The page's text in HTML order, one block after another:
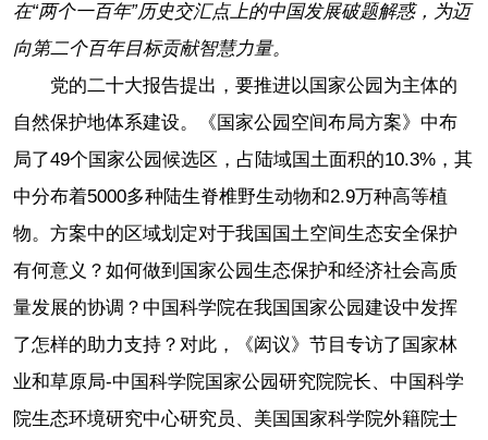
在“两个一百年”历史交汇点上的中国发展破题解惑，为迈
向第二个百年目标贡献智慧力量。
党的二十大报告提出，要推进以国家公园为主体的
自然保护地体系建设。《国家公园空间布局方案》中布
局了49个国家公园候选区，占陆域国土面积的10.3%，其
中分布着5000多种陆生脊椎野生动物和2.9万种高等植
物。方案中的区域划定对于我国国土空间生态安全保护
有何意义？如何做到国家公园生态保护和经济社会高质
量发展的协调？中国科学院在我国国家公园建设中发挥
了怎样的助力支持？对此，《闳议》节目专访了国家林
业和草原局-中国科学院国家公园研究院院长、中国科学
院生态环境研究中心研究员、美国国家科学院外籍院士